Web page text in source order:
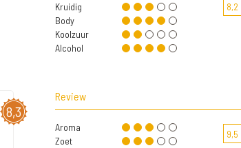
Kruidig
Body
Koolzuur
Alcohol
8,2
8,3
Review
Aroma
Zoet
9,5